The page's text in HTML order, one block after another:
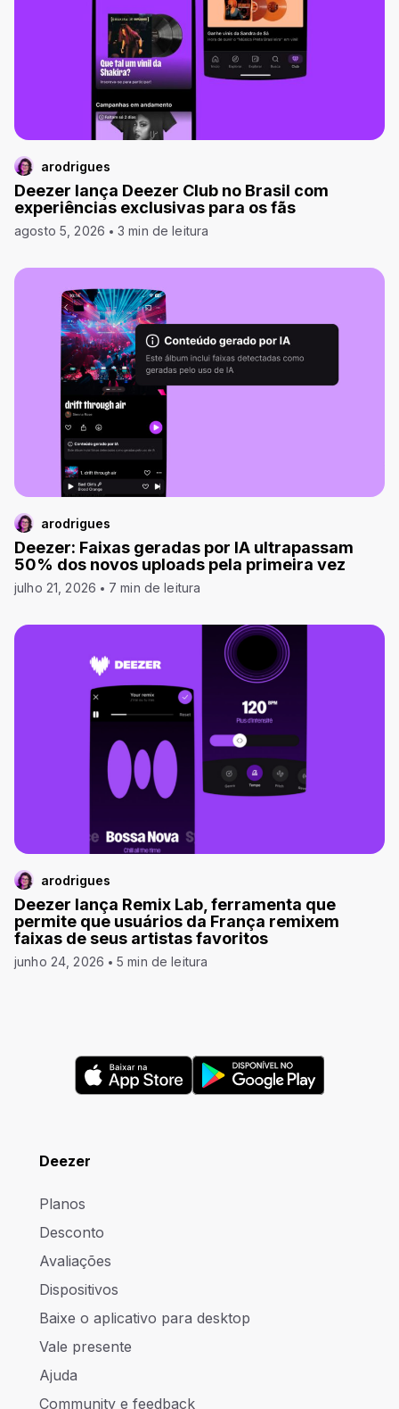
arodrigues
Deezer lança Deezer Club no Brasil com
experiências exclusivas para os fãs
agosto 5, 2026 3 min de leitura
arodrigues
Deezer: Faixas geradas por IA ultrapassam
50% dos novos uploads pela primeira vez
julho 21, 2026 7 min de leitura
arodrigues
Deezer lança Remix Lab, ferramenta que
permite que usuários da França remixem
faixas de seus artistas favoritos
junho 24, 2026 5 min de leitura
Deezer
Planos
Desconto
Avaliações
Dispositivos
Baixe o aplicativo para desktop
Vale presente
Ajuda
Community e feedback